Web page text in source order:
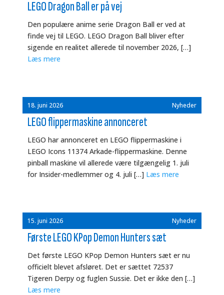
LEGO Dragon Ball er på vej
Den populære anime serie Dragon Ball er ved at
finde vej til LEGO. LEGO Dragon Ball bliver efter
sigende en realitet allerede til november 2026, […]
Læs mere
18. juni 2026 Nyheder
LEGO flippermaskine annonceret
LEGO har annonceret en LEGO flippermaskine i
LEGO Icons 11374 Arkade-flippermaskine. Denne
pinball maskine vil allerede være tilgængelig 1. juli
for Insider-medlemmer og 4. juli […] Læs mere
15. juni 2026 Nyheder
Første LEGO KPop Demon Hunters sæt
Det første LEGO KPop Demon Hunters sæt er nu
officielt blevet afsløret. Det er sættet 72537
Tigeren Derpy og fuglen Sussie. Det er ikke den […]
Læs mere